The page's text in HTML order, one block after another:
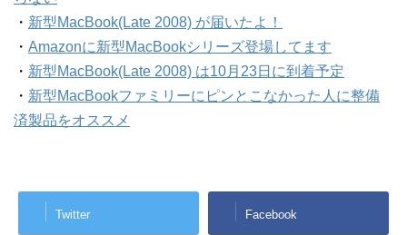
・ 新型MacBook(Late 2008) が届いたよ！
・ Amazonに新型MacBookシリーズ登場してます
・ 新型MacBook(Late 2008) は10月23日に到着予定
・ 新型MacBookファミリーにピンとこなかった人に整備
済製品をオススメ
Twitter Facebook